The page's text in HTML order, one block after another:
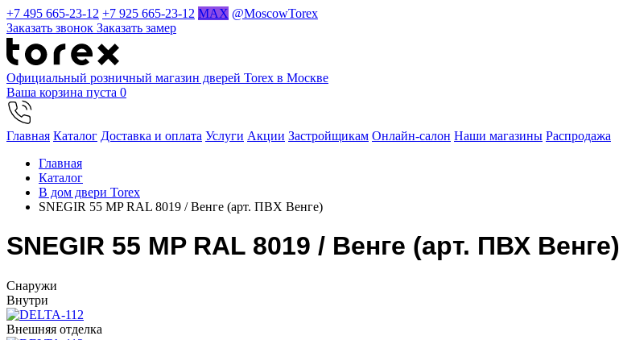
+7 495 665-23-12 +7 925 665-23-12 MAX @MoscowTorex
Заказать звонок Заказать замер
Официальный розничный магазин дверей Torex в Москве
Ваша корзина пуста 0
Главная Каталог Доставка и оплата Услуги Акции Застройщикам Онлайн-салон Наши магазины Распродажа
Главная
Каталог
В дом двери Torex
SNEGIR 55 MP RAL 8019 / Венге (арт. ПВХ Венге)
SNEGIR 55 MP RAL 8019 / Венге (арт. ПВХ Венге)
Cнаружи
Внутри
Внешняя отделка